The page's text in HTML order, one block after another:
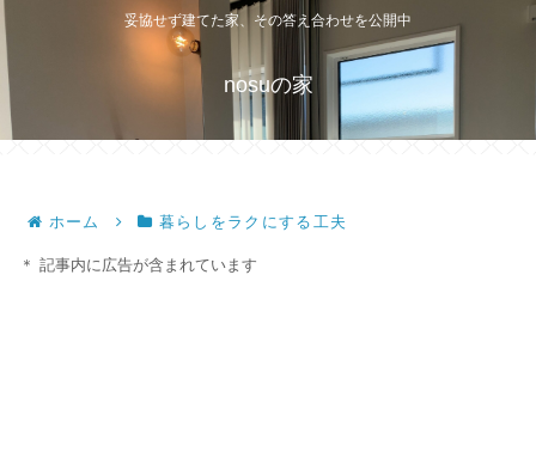
妥協せず建てた家、その答え合わせを公開中
nosuの家
ホーム 暮らしをラクにする工夫
＊ 記事内に広告が含まれています